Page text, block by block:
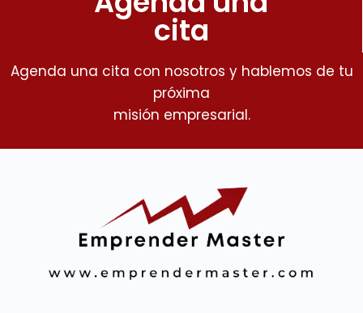
cita
Agenda una cita con nosotros y hablemos de tu
próxima
misión empresarial.